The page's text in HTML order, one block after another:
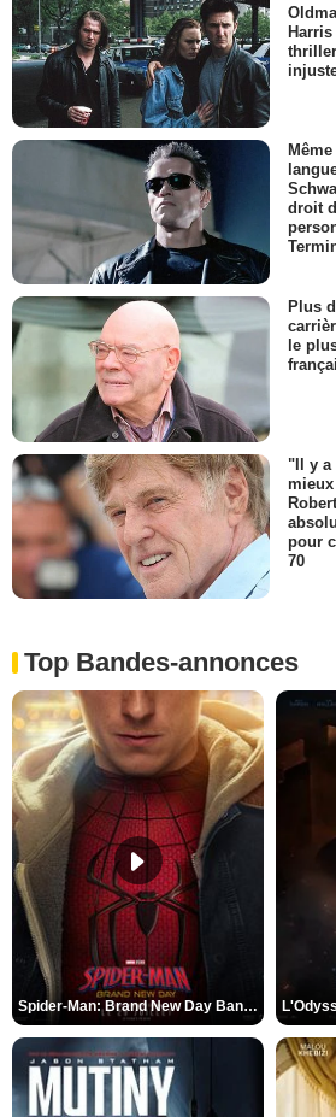
droit
Plus
le
"Il y a
pour
70
Top Bandes-annonces
Spider-Man: Brand New Day Bande-annonce VO STFR